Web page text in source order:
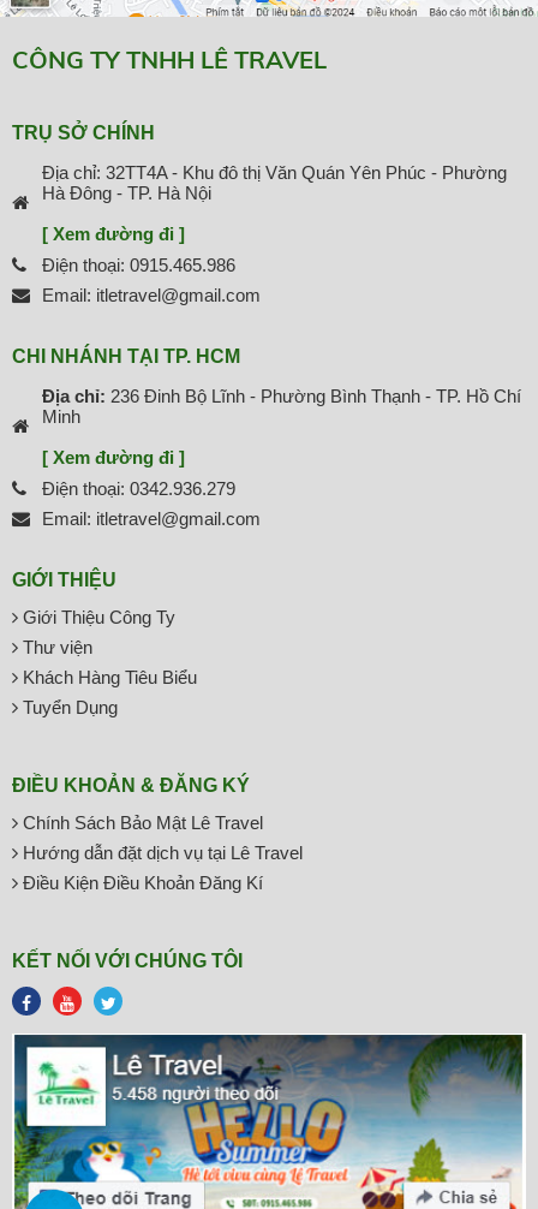
CÔNG TY TNHH LÊ TRAVEL
TRỤ SỞ CHÍNH
Địa chỉ: 32TT4A - Khu đô thị Văn Quán Yên Phúc - Phường
Hà Đông - TP. Hà Nội
[ Xem đường đi ]
Điện thoại: 0915.465.986
Email: itletravel@gmail.com
CHI NHÁNH TẠI TP. HCM
Địa chỉ: 236 Đinh Bộ Lĩnh - Phường Bình Thạnh - TP. Hồ Chí
Minh
[ Xem đường đi ]
Điện thoại: 0342.936.279
Email: itletravel@gmail.com
GIỚI THIỆU
Giới Thiệu Công Ty
Thư viện
Khách Hàng Tiêu Biểu
Tuyển Dụng
ĐIỀU KHOẢN & ĐĂNG KÝ
Chính Sách Bảo Mật Lê Travel
Hướng dẫn đặt dịch vụ tại Lê Travel
Điều Kiện Điều Khoản Đăng Kí
KẾT NỐI VỚI CHÚNG TÔI